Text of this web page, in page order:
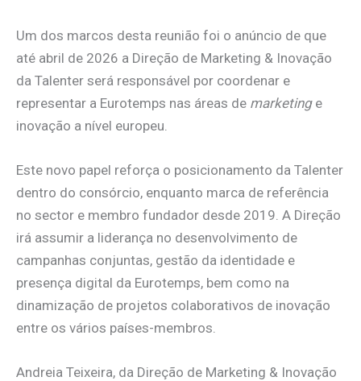
Um dos marcos desta reunião foi o anúncio de que
até abril de 2026 a Direção de Marketing & Inovação
da Talenter será responsável por coordenar e
representar a Eurotemps nas áreas de marketinge
inovação a nível europeu.
Este novo papel reforça o posicionamento da Talenter
dentro do consórcio, enquanto marca de referência
no sector e membro fundador desde 2019. A Direção
irá assumir a liderança no desenvolvimento de
campanhas conjuntas, gestão da identidade e
presença digital da Eurotemps, bem como na
dinamização de projetos colaborativos de inovação
entre os vários países-membros.
Andreia Teixeira, da Direção de Marketing & Inovação